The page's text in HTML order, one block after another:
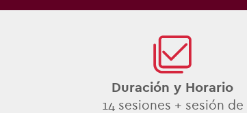
Duración y Horario
14 sesiones + sesión de